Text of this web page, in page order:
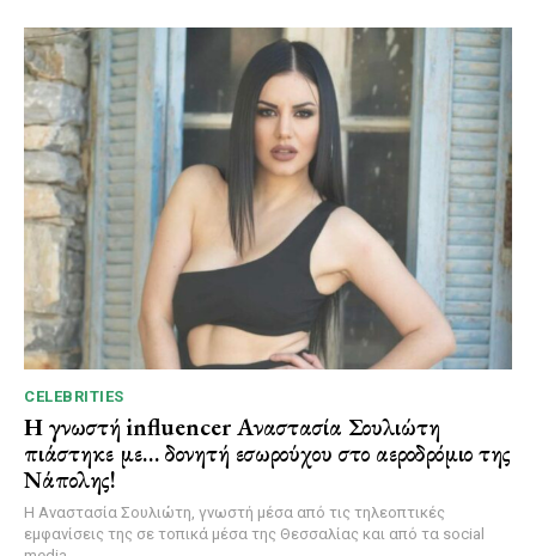
CELEBRITIES
Η γνωστή influencer Αναστασία Σουλιώτη
πιάστηκε με… δονητή εσωρούχου στο αεροδρόμιο της
Νάπολης!
Η Αναστασία Σουλιώτη, γνωστή μέσα από τις τηλεοπτικές
εμφανίσεις της σε τοπικά μέσα της Θεσσαλίας και από τα social